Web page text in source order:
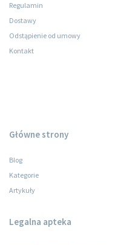
Regulamin
Dostawy
Odstąpienie od umowy
Kontakt
Główne strony
Blog
Kategorie
Artykuły
Legalna apteka